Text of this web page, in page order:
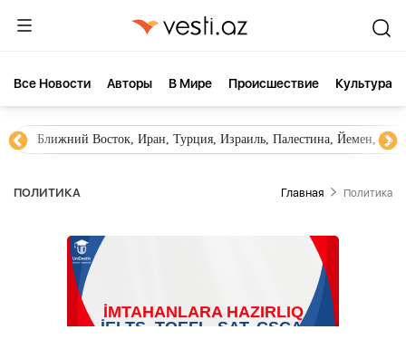
Все Новости Aвторы В Мире Происшествие Культура
Ближний Восток, Иран, Турция, Израиль, Палестина, Йемен,
ПОЛИТИКА Главная Политика